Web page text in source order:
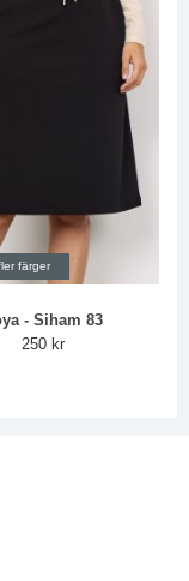
färger
- Siham 83
250 kr